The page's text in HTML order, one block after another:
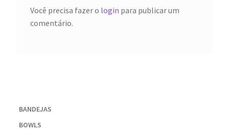
Você precisa fazer o login para publicar um
comentário.
BANDEJAS
BOWLS